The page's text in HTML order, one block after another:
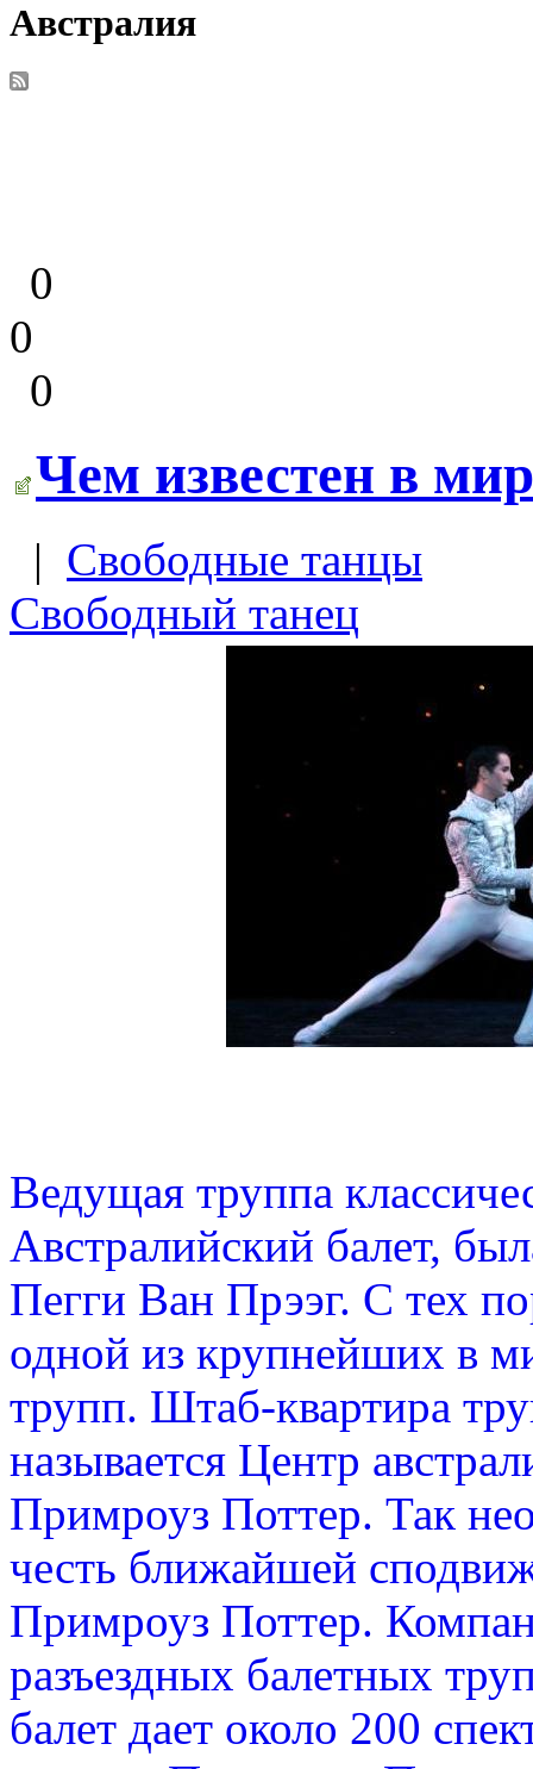
Австралия
0
0
0
Чем известен в
| Свободные танцы
Свободный танец
Ведущая труппа
Австралийский балет,
Пегги Ван Прээг. С тех
одной из крупнейших в
трупп. Штаб-квартира
называется Центр
Примроуз Поттер. Так
честь ближайшей
Примроуз Поттер.
разъездных балетных
балет дает около 200